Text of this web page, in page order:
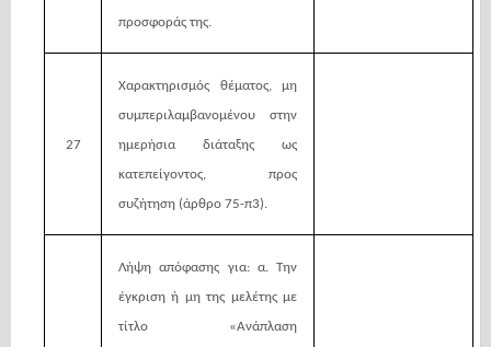
προσφοράς της.
27
Χαρακτηρισμός θέματος, μη
συμπεριλαμβανομένου στην
ημερήσια διάταξης ως
κατεπείγοντος, προς
συζήτηση (άρθρο 75-π3).
Λήψη απόφασης για: α. Την
έγκριση ή μη της μελέτης με
τίτλο «Ανάπλαση